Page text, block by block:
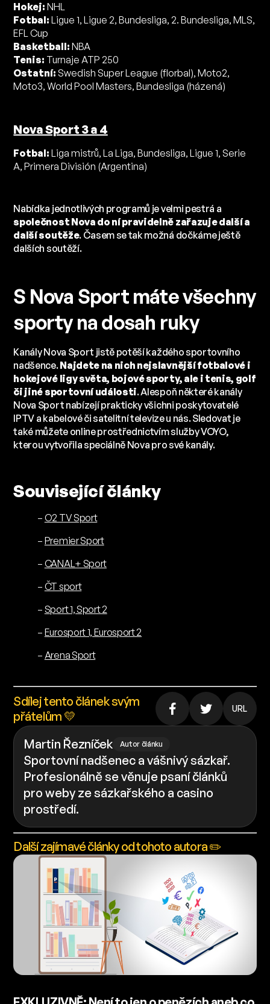
Hokej:NHL
Fotbal:Ligue 1, Ligue 2, Bundesliga, 2. Bundesliga, MLS,
EFL Cup
Basketball:NBA
Tenis: Turnaje ATP 250
Ostatní:Swedish Super League (florbal), Moto2,
Moto3, World Pool Masters, Bundesliga (házená)
Nova Sport 3 a 4
Fotbal:Liga mistrů, La Liga, Bundesliga, Ligue 1, Serie
A, Primera División (Argentina)
Nabídka jednotlivých programů je velmi pestrá a
společnost Nova do ní pravidelně zařazuje další a
další soutěže. Časem se tak možná dočkáme ještě
dalších soutěží.
S Nova Sport máte všechny
sporty na dosah ruky
Kanály Nova Sport jistě potěší každého sportovního
nadšence.Najdete na nich nejslavnější fotbalové i
hokejové ligy světa, bojové sporty, ale i tenis, golf
či jiné sportovní události. Alespoň některé kanály
Nova Sport nabízejí prakticky všichni poskytovatelé
IPTV a kabelové či satelitní televize u nás. Sledovat je
také můžete online prostřednictvím služby VOYO,
kterou vytvořila speciálně Nova pro své kanály.
Související články
– O2 TV Sport
– Premier Sport
– CANAL+ Sport
– ČT sport
– Sport 1, Sport 2
– Eurosport 1, Eurosport 2
– Arena Sport
Sdílej tento článek svým
přátelům 💛
URL
Martin Řezníček Autor článku
Sportovní nadšenec a vášnivý sázkař.
Profesionálně se věnuje psaní článků
pro weby ze sázkařského a casino
prostředí.
Další zajímavé články od tohoto autora ✏️